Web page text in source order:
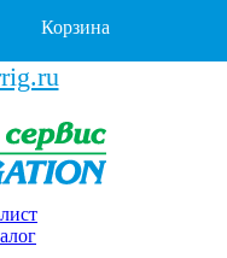
18Корзина